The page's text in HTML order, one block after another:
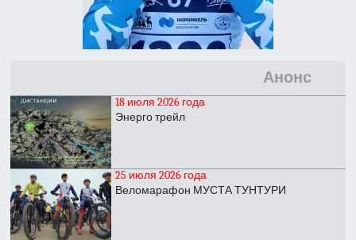
Анонс
18 июля 2026 года
Энерго трейл
25 июля 2026 года
Веломарафон МУСТА ТУНТУРИ